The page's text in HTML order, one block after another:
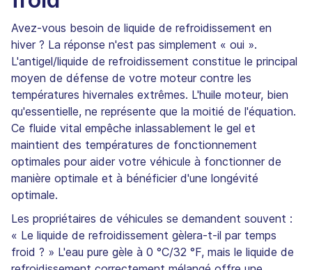
Avez-vous besoin de liquide de refroidissement en
hiver ? La réponse n'est pas simplement « oui ».
L'antigel/liquide de refroidissement constitue le principal
moyen de défense de votre moteur contre les
températures hivernales extrêmes. L'huile moteur, bien
qu'essentielle, ne représente que la moitié de l'équation.
Ce fluide vital empêche inlassablement le gel et
maintient des températures de fonctionnement
optimales pour aider votre véhicule à fonctionner de
manière optimale et à bénéficier d'une longévité
optimale.
Les propriétaires de véhicules se demandent souvent :
« Le liquide de refroidissement gèlera-t-il par temps
froid ? » L'eau pure gèle à 0 °C/32 °F, mais le liquide de